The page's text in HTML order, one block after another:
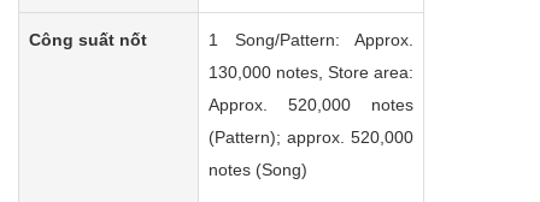
Công suất nốt
1 Song/Pattern: Approx.
130,000 notes, Store area:
Approx. 520,000 notes
(Pattern); approx. 520,000
notes (Song)